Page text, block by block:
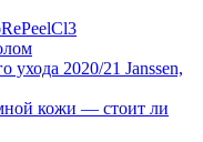
2020/21 Janssen,
кожи — стоит ли